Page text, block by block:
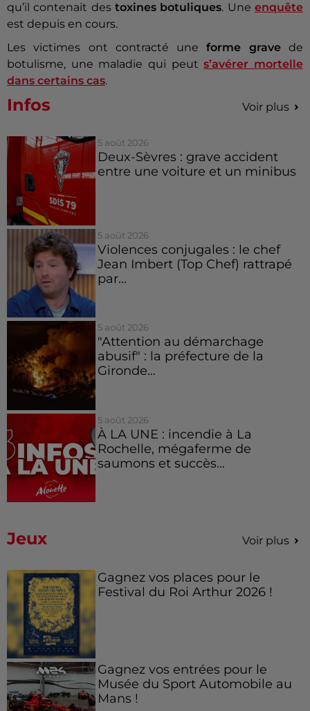
qu’il contenait des toxines botuliques. Uneenquête
est depuis en cours.
Les victimes ont contracté uneforme gravede
botulisme, une maladie qui peuts’avérer mortelle
dans certains cas.
Infos Voir plus
5 août 2026
Deux-Sèvres : grave accident
entre une voiture et un minibus
5 août 2026
Violences conjugales : le chef
Jean Imbert (Top Chef) rattrapé
par...
5 août 2026
"Attention au démarchage
abusif" : la préfecture de la
Gironde...
5 août 2026
À LA UNE : incendie à La
Rochelle, mégaferme de
saumons et succès...
Jeux Voir plus
Gagnez vos places pour le
Festival du Roi Arthur 2026 !
Gagnez vos entrées pour le
Musée du Sport Automobile au
Mans !